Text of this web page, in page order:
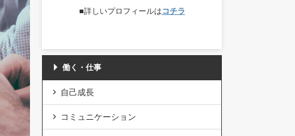
■詳しいプロフィールは コチラ
働く・仕事
自己成長
コミュニケーション